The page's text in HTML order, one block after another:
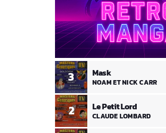
2 Le Petit Lord
CLAUDE LOMBARD
3 Mask
NOAM ET NICK CARR